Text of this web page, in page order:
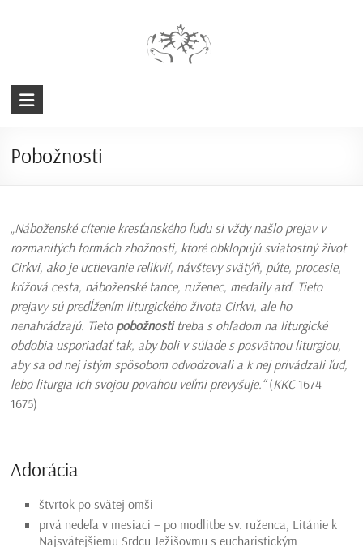
Farnosť
Rímskokatolícka
Pobožnosti
„Náboženské cítenie kresťanského ľudu si vždy našlo prejav v
rozmanitých formách zbožnosti, ktoré obklopujú sviatostný život
Cirkvi, ako je uctievanie relikvií, návštevy svätýň, púte, procesie,
krížová cesta, náboženské tance, ruženec, medaily atď. Tieto
prejavy sú predĺžením liturgického života Cirkvi, ale ho
nenahrádzajú. Tieto pobožnostitreba s ohľadom na liturgické
obdobia usporiadať tak, aby boli v súlade s posvätnou liturgiou,
aby sa od nej istým spôsobom odvodzovali a k nej privádzali ľud,
lebo liturgia ich svojou povahou veľmi prevyšuje.“(KKC1674 –
1675)
Adorácia
štvrtok po svätej omši
prvá nedeľa v mesiaci – po modlitbe sv. ruženca, Litánie k
Najsvätejšiemu Srdcu Ježišovmu s eucharistickým